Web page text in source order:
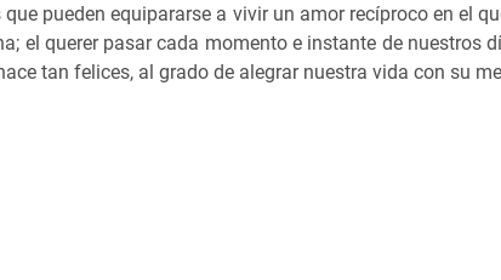
pueden equipararse a vivir un amor recíproco en el
el querer pasar cada momento e instante de nuestros
tan felices, al grado de alegrar nuestra vida con su